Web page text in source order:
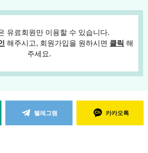
유료회원만 이용할 수 있습니다.
해주시고, 회원가입을 원하시면 클릭 해
주세요.
텔레그램 카카오톡